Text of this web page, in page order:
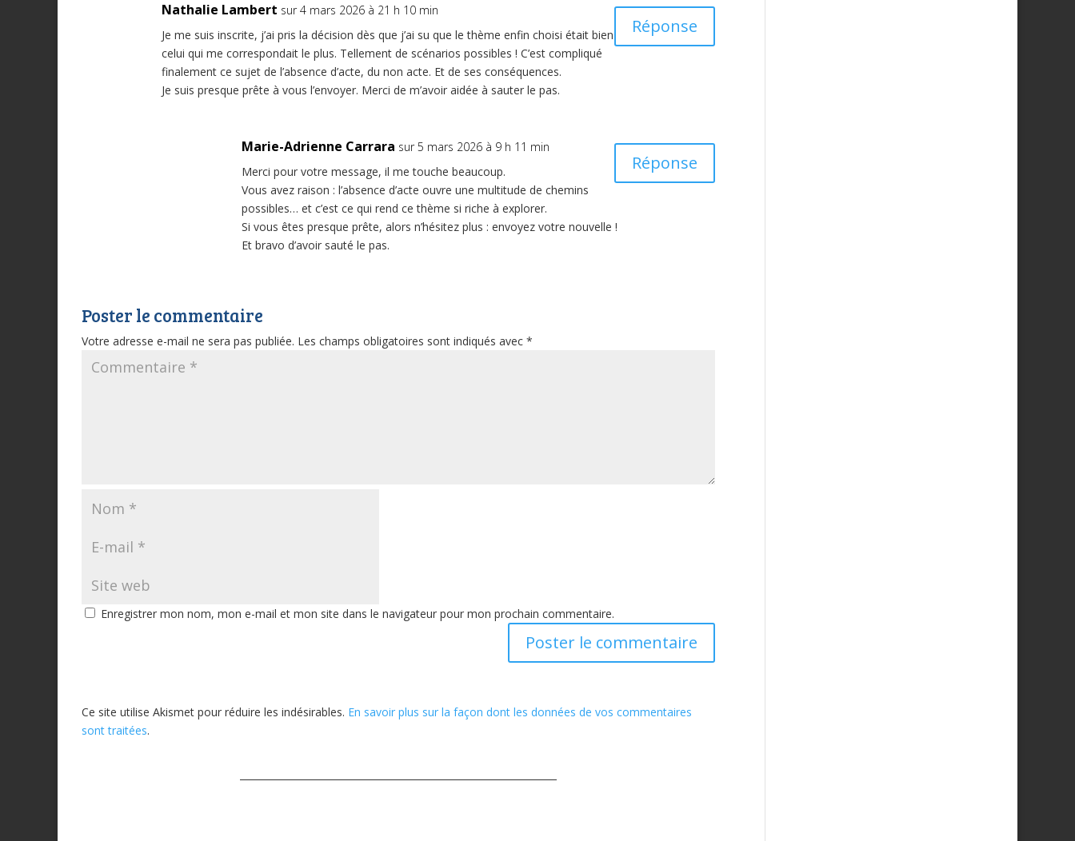
Nathalie Lambert sur 4 mars 2026 à 21 h 10 min
Je me suis inscrite, j’ai pris la décision dès que j’ai su que le thème enfin choisi était bien
celui qui me correspondait le plus. Tellement de scénarios possibles ! C’est compliqué
finalement ce sujet de l’absence d’acte, du non acte. Et de ses conséquences.
Je suis presque prête à vous l’envoyer. Merci de m’avoir aidée à sauter le pas.
Réponse
Marie-Adrienne Carrara sur 5 mars 2026 à 9 h 11 min
Merci pour votre message, il me touche beaucoup.
Vous avez raison : l’absence d’acte ouvre une multitude de chemins
possibles… et c’est ce qui rend ce thème si riche à explorer.
Si vous êtes presque prête, alors n’hésitez plus : envoyez votre nouvelle !
Et bravo d’avoir sauté le pas.
Réponse
Poster le commentaire
Votre adresse e-mail ne sera pas publiée. Les champs obligatoires sont indiqués avec *
Enregistrer mon nom, mon e-mail et mon site dans le navigateur pour mon prochain commentaire.
Ce site utilise Akismet pour réduire les indésirables. En savoir plus sur la façon dont les données de vos commentaires
sont traitées.